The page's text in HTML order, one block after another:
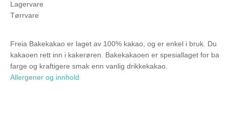
Lagervare
Tørrvare
Freia Bakekakao er laget av 100% kakao, og er enkel i bruk. Du
kakaoen rett inn i kakerøren. Bakekakaoen er spesiallaget for
farge og kraftigere smak enn vanlig drikkekakao.
Allergener og innhold